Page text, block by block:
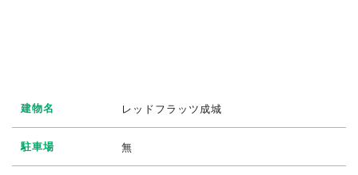
建物名 レッドフラッツ成城
駐車場 無